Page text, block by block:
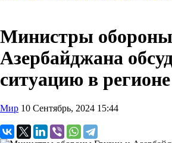
Министры
Азербайджана
ситуацию в регионе
Мир 10 Сентябрь, 2024 15:44